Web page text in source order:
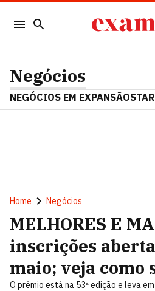
Negócios
NEGÓCIOS EM EXPANSÃO
Home Negócios
MELHORES E
inscrições
maio; veja como
O prêmio está na 53ª edição e leva